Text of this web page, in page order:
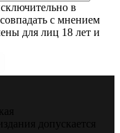
в
с мнением
для лиц 18 лет и
допускается